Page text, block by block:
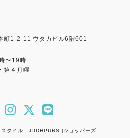
町1-2-11 ウタカビル6階601
〜19時
第４月曜
スタイル JODHPURS (ジョッパーズ)